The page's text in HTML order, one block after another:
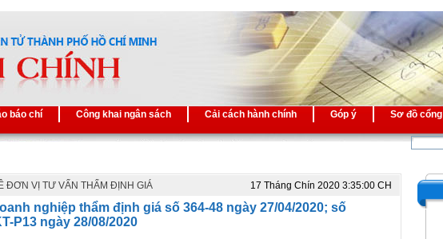
báo chí Công khai ngân sách Cải cách hành chính Góp ý Sơ đồ cổng
ĐƠN VỊ TƯ VẤN THẨM ĐỊNH GIÁ 17 Tháng Chín 2020 3:35:00 CH
nghiệp thẩm định giá số 364-48 ngày 27/04/2020; số
P13 ngày 28/08/2020